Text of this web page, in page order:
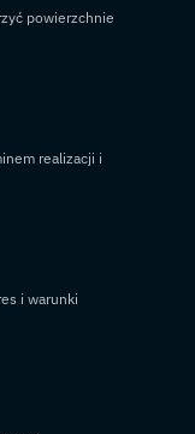
powierzchnie
realizacji i
i warunki